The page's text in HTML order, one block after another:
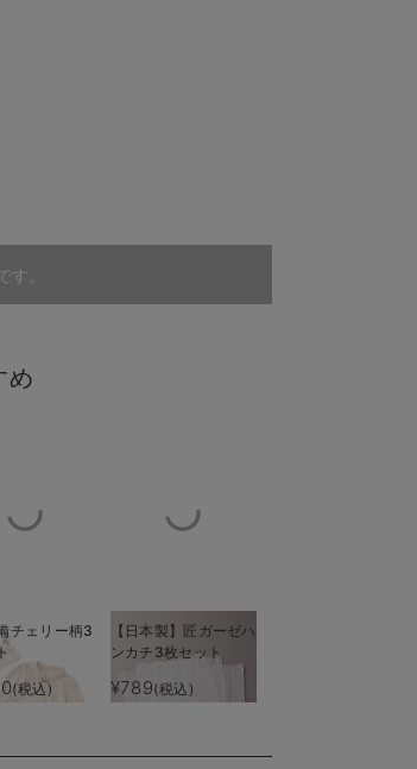
す。
め
チェリー柄3
(税込)
【日本製】匠ガーゼハ
ンカチ3枚セット
¥789(税込)